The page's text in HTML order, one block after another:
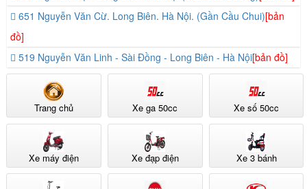
651 Nguyễn Văn Cừ. Long Biên. Hà Nội. (Gần Cầu Chui)[bản
đồ]
519 Nguyễn Văn Linh - Sài Đồng - Long Biên - Hà Nội[bản đồ]
Trang chủ Xe ga 50cc Xe số 50cc
Xe máy điện Xe đạp điện Xe 3 bánh